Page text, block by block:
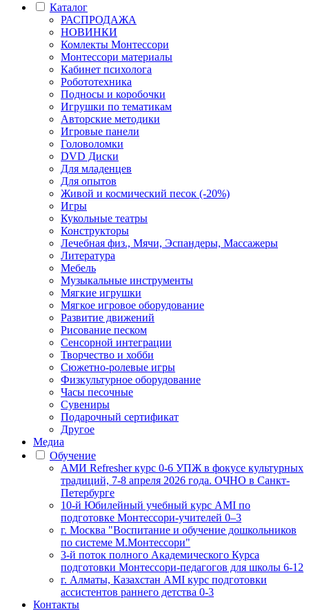
Каталог
РАСПРОДАЖА
НОВИНКИ
Комлекты Монтессори
Монтессори материалы
Кабинет психолога
Робототехника
Подносы и коробочки
Игрушки по тематикам
Авторские методики
Игровые панели
Головоломки
DVD Диски
Для младенцев
Для опытов
Живой и космический песок (-20%)
Игры
Кукольные театры
Конструкторы
Лечебная физ., Мячи, Эспандеры, Массажеры
Литература
Мебель
Музыкальные инструменты
Мягкие игрушки
Мягкое игровое оборудование
Развитие движений
Рисование песком
Сенсорной интеграции
Творчество и хобби
Сюжетно-ролевые игры
Физкультурное оборудование
Часы песочные
Сувениры
Подарочный сертификат
Другое
Медиа
Обучение
АМИ Refresher курс 0-6 УПЖ в фокусе культурных
традиций, 7-8 апреля 2026 года. ОЧНО в Санкт-
Петербурге
10-й Юбилейный учебный курс AMI по
подготовке Монтессори-учителей 0–3
г. Москва "Воспитание и обучение дошкольников
по системе М.Монтессори"
3-й поток полного Академического Курса
подготовки Монтессори-педагогов для школы 6-12
г. Алматы, Казахстан AMI курс подготовки
ассистентов раннего детства 0-3
Контакты